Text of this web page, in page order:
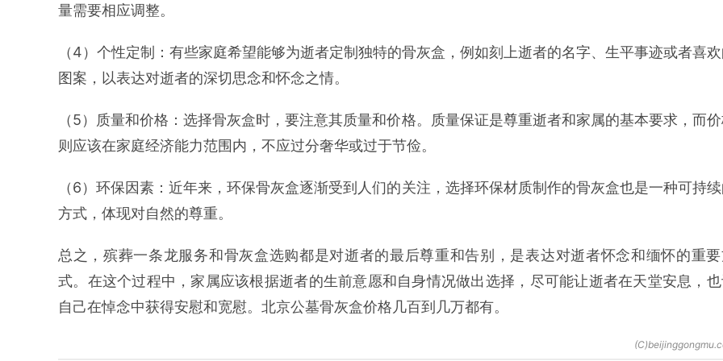
量需要相应调整。
（4）个性定制：有些家庭希望能够为逝者定制独特的骨灰盒，例如刻上逝者的名字、生平事迹或者喜
图案，以表达对逝者的深切思念和怀念之情。
（5）质量和价格：选择骨灰盒时，要注意其质量和价格。质量保证是尊重逝者和家属的基本要求，而
则应该在家庭经济能力范围内，不应过分奢华或过于节俭。
（6）环保因素：近年来，环保骨灰盒逐渐受到人们的关注，选择环保材质制作的骨灰盒也是一种可持
方式，体现对自然的尊重。
总之，殡葬一条龙服务和骨灰盒选购都是对逝者的最后尊重和告别，是表达对逝者怀念和缅怀的重
式。在这个过程中，家属应该根据逝者的生前意愿和自身情况做出选择，尽可能让逝者在天堂安息，
自己在悼念中获得安慰和宽慰。北京公墓骨灰盒价格几百到几万都有。